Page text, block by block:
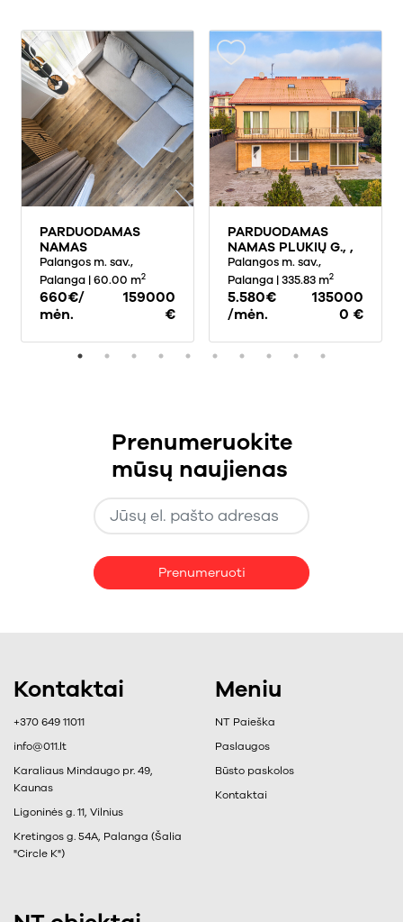
PARDUODAMAS
NAMAS
VAIVORYKŠTĖS G., ,
PALANGA, 60 KV.M
PLOTO, 3 AUKŠTAI
Palangos m. sav.,
Palanga | 60.00 m2
660€/
mėn.
159000
€
PARDUODAMAS
NAMAS PLUKIŲ G., ,
PALANGOJE, 335.83
KV.M PLOTO
Palangos m. sav.,
Palanga | 335.83 m2
5.580€
/mėn.
135000
0 €
Kontaktai
+370 649 11011
info@011.lt
Karaliaus Mindaugo pr. 49,
Kaunas
Ligoninės g. 11, Vilnius
Kretingos g. 54A, Palanga (Šalia
"Circle K")
Meniu
NT Paieška
Paslaugos
Būsto paskolos
Kontaktai
Prenumeruokite
mūsų naujienas
Prenumeruoti